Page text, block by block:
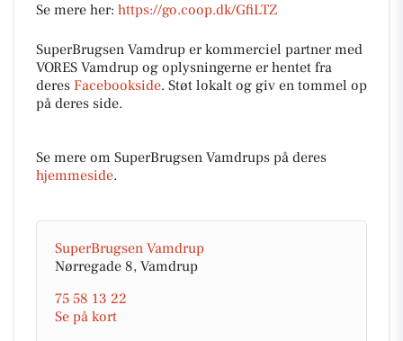
Se mere her: https://go.coop.dk/GfiLTZ
SuperBrugsen Vamdrup er kommerciel partner med
VORES Vamdrup og oplysningerne er hentet fra
deres Facebookside. Støt lokalt og giv en tommel op
på deres side.
Se mere om SuperBrugsen Vamdrups på deres
hjemmeside.
SuperBrugsen Vamdrup
Nørregade 8, Vamdrup
75 58 13 22
Se på kort